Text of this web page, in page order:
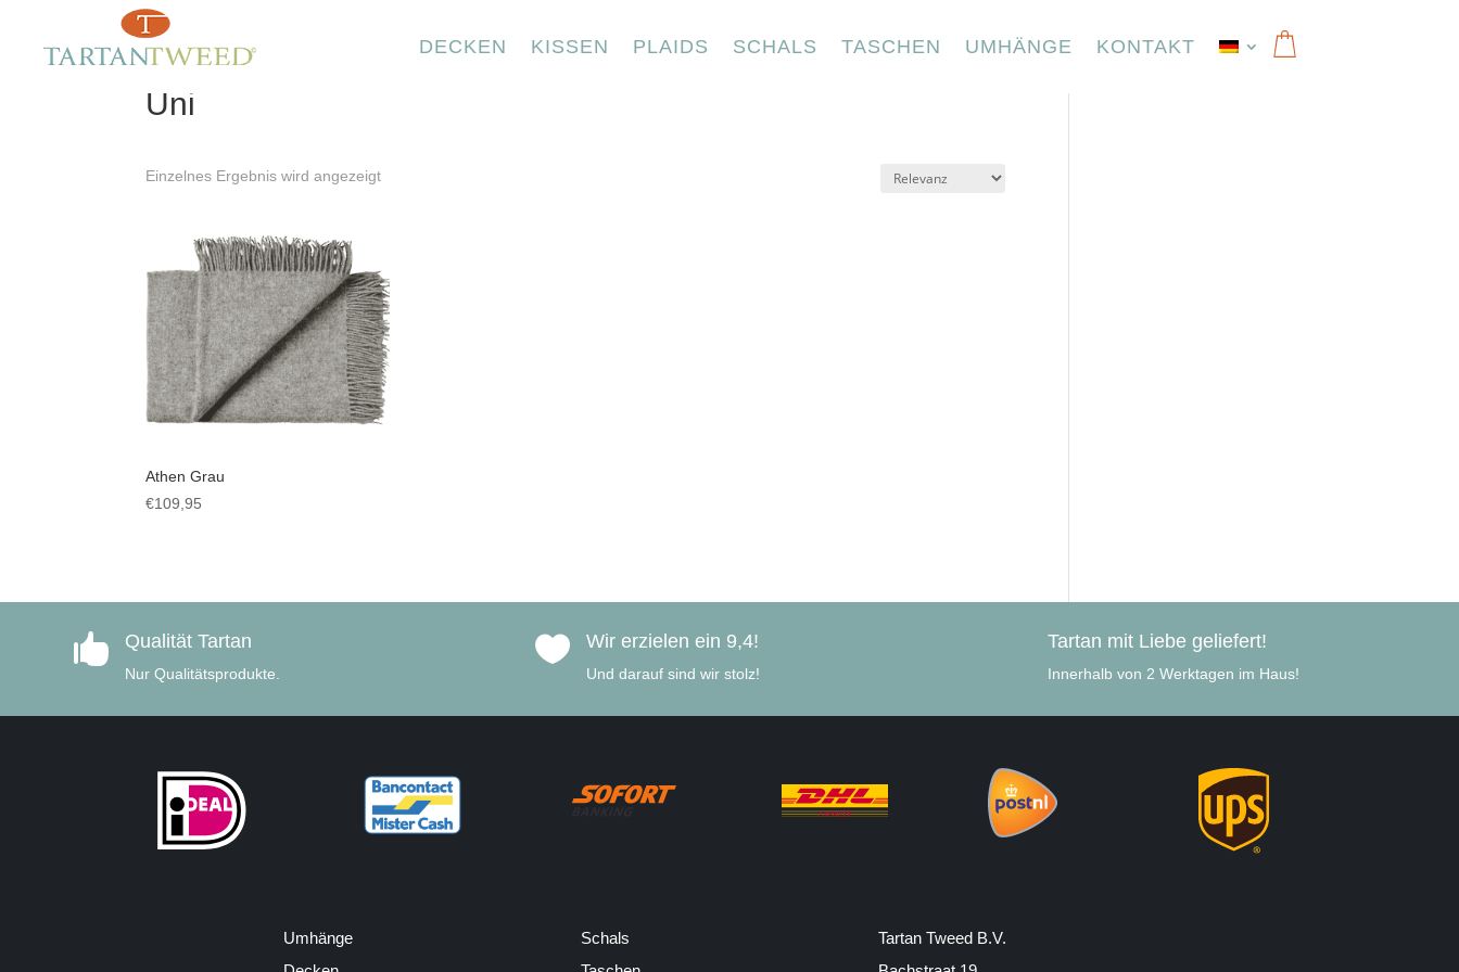
DECKEN KISSEN PLAIDS SCHALS TASCHEN UMHÄNGE KONTAKT
Uni
Einzelnes Ergebnis wird angezeigt
Athen Grau
€109,95
 Qualität Tartan
Nur Qualitätsprodukte.
 Wir erzielen ein 9,4!
Und darauf sind wir stolz!
Tartan mit Liebe geliefert!
Innerhalb von 2 Werktagen im Haus!
Umhänge
Schals
Tartan Tweed B.V.